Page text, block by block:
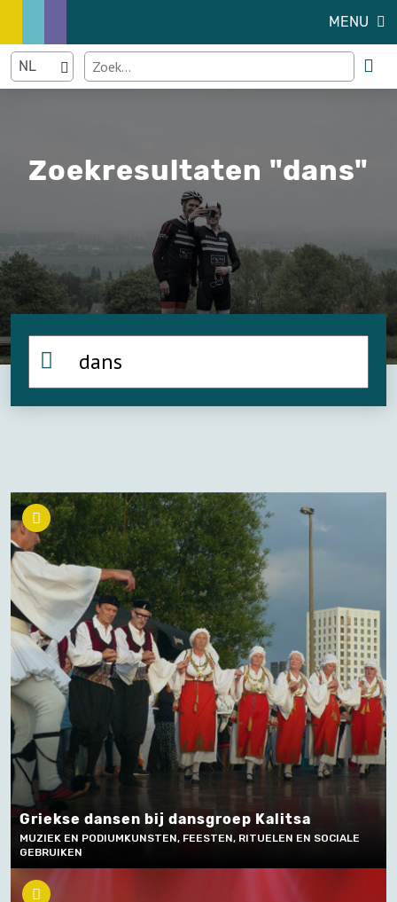
MENU
Zoekresultaten "dans"
Griekse dansen bij dansgroep Kalitsa
MUZIEK EN PODIUMKUNSTEN, FEESTEN, RITUELEN EN SOCIALE
GEBRUIKEN